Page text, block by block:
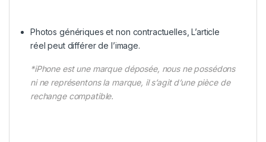
Photos génériques et non contractuelles, L’article
réel peut différer de l’image.
*iPhone est une marque déposée, nous ne possédons
ni ne représentons la marque, il s’agit d’une pièce de
rechange compatible.